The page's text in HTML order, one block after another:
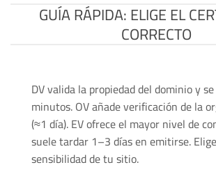
GUÍA RÁPIDA: ELIGE EL
CORRECTO
DV valida la propiedad del dominio y
minutos. OV añade verificación de la
(≈1 día). EV ofrece el mayor nivel de
suele tardar 1–3 días en emitirse.
sensibilidad de tu sitio.